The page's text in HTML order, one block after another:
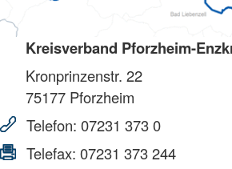
Kreisverband Pforzheim-
Kronprinzenstr. 22
75177 Pforzheim
Telefon: 07231 373 0
Telefax: 07231 373 244